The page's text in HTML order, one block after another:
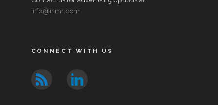
info@inmr.com
CONNECT WITH US